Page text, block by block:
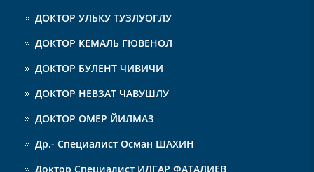
ДОКТОР УЛЬКУ ТУЗЛУОГЛУ
ДОКТОР КЕМАЛЬ ГЮВЕНОЛ
ДОКТОР БУЛЕНТ ЧИВИЧИ
ДОКТОР НЕВЗАТ ЧАВУШЛУ
ДОКТОР ОМЕР ЙИЛМАЗ
Др.- Специалист Осман ШАХИН
Доктор Специалист ИЛГАР ФАТАЛИЕВ